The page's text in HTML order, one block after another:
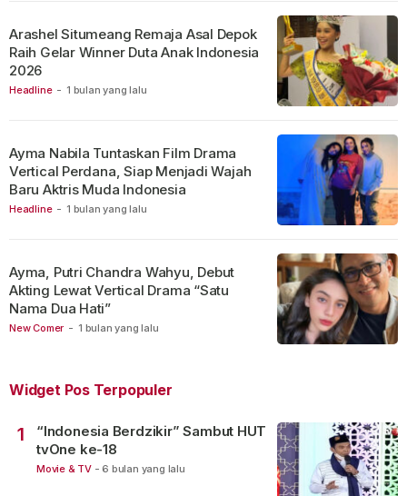
Headline - 1 bulan yang lalu
Arashel Situmeang Remaja Asal Depok
Raih Gelar Winner Duta Anak Indonesia
2026
Headline - 1 bulan yang lalu
Ayma Nabila Tuntaskan Film Drama
Vertical Perdana, Siap Menjadi Wajah
Baru Aktris Muda Indonesia
New Comer - 1 bulan yang lalu
Ayma, Putri Chandra Wahyu, Debut
Akting Lewat Vertical Drama “Satu
Nama Dua Hati”
Widget Pos Terpopuler
1
“Indonesia Berdzikir” Sambut HUT
tvOne ke-18
Movie & TV - 6 bulan yang lalu